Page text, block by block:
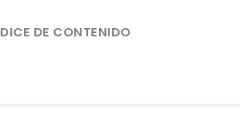
DE CONTENIDO